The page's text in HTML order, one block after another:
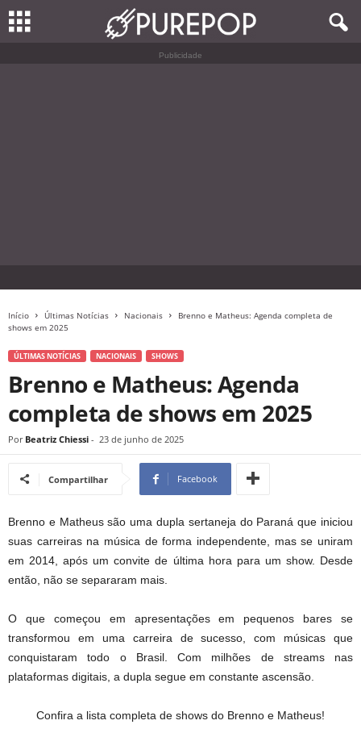
Publicidade
Início Últimas Notícias Nacionais
Brenno e Matheus: Agenda completa de
shows em 2025
ÚLTIMAS NOTÍCIAS NACIONAIS SHOWS
Brenno e Matheus: Agenda
completa de shows em 2025
Por Beatriz Chiessi - 23 de junho de 2025
Compartilhar Facebook
Brenno e Matheus são uma dupla sertaneja do Paraná que iniciou
suas carreiras na música de forma independente, mas se uniram
em 2014, após um convite de última hora para um show. Desde
então, não se separaram mais.
O que começou em apresentações em pequenos bares se
transformou em uma carreira de sucesso, com músicas que
conquistaram todo o Brasil. Com milhões de streams nas
plataformas digitais, a dupla segue em constante ascensão.
Confira a lista completa de shows do Brenno e Matheus!